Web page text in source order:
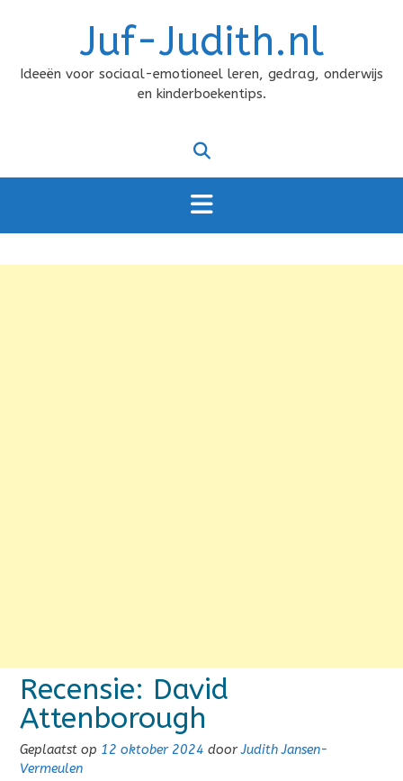
Juf-Judith.nl
Ideeën voor sociaal-emotioneel leren, gedrag, onderwijs
en kinderboekentips.
Recensie: David
Attenborough
Geplaatst op 12 oktober 2024 doorJudith Jansen-
Vermeulen